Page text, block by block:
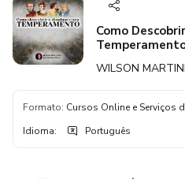
Como
WILSON
Formato: Cursos Online e Serviços
Idioma: Português